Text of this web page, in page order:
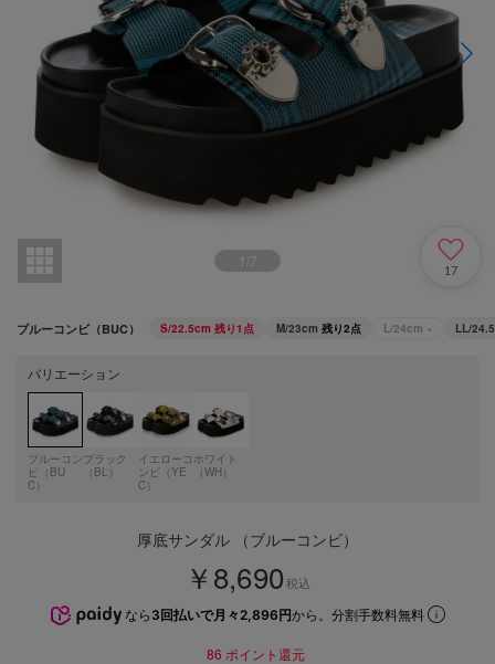
1 7
17
ブルーコンビ（BUC） S/22.5cm 残り1点 M/23cm 残り2点 L/24cm × LL/
バリエーション
ブルーコン
ビ（BU
C）
ブラック
（BL）
イエローコ
ンビ（YE
C）
ホワイト
（WH）
厚底サンダル （ブルーコンビ）
￥8,690 税込
なら 3回払いで月々2,896円から。分割手数料無料
86 ポイント還元